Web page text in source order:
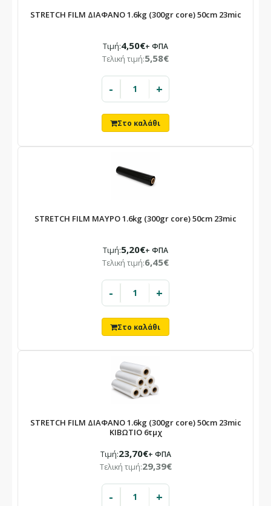
ΕΝΗΜΈΡΩΣΗ
κλειστό
Λόγω καλοκαιρινών αδειών.
Οι παραγγελίες που θα καταχωρηθούν στο διάστημα αυτό θα
εξυπηρετηθούν με σειρά προτεραιότητας από 24/08.
STRETCH FILM ΔΙΑΦΑΝΟ 1.6kg (300gr core) 50cm 23mic
Τιμή:4,50€+ ΦΠΑ
Τελική τιμή:5,58€
- +
STRETCH FILM ΜΑΥΡΟ 1.6kg (300gr core) 50cm 23mic
Τιμή:5,20€+ ΦΠΑ
Τελική τιμή:6,45€
- +
STRETCH FILM ΔΙΑΦΑΝΟ 1.6kg (300gr core) 50cm 23mic
ΚΙΒΩΤΙΟ 6τμχ
Τιμή:23,70€+ ΦΠΑ
Τελική τιμή:29,39€
- +